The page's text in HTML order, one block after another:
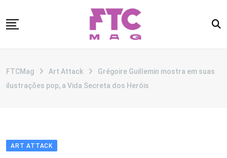
to
CATEGORIAS
FTCMag Art Attack
Grégoire Guillemin mostra em suas
ilustrações pop, a Vida Secreta dos Heróis
ART ATTACK